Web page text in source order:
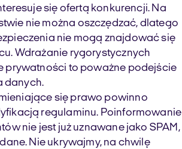
się ofertą konkurencji. Na
nie można oszczędzać, dlatego
nie mogą znajdować się
Wdrażanie rygorystycznych
prywatności to poważne podejście
danych.
się prawo powinno
regulaminu. Poinformowanie
nie jest już uznawane jako SPAM,
Nie ukrywajmy, na chwilę